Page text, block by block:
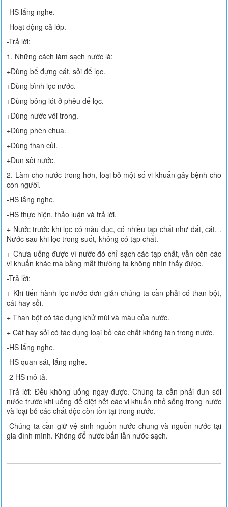
-HS lắng nghe.
-Hoạt động cả lớp.
-Trả lời:
1. Những cách làm sạch nước là:
+Dùng bể đựng cát, sỏi để lọc.
+Dùng bình lọc nước.
+Dùng bông lót ở phễu để lọc.
+Dùng nước vôi trong.
+Dùng phèn chua.
+Dùng than củi.
+Đun sôi nước.
2. Làm cho nước trong hơn, loại bỏ một số vi khuẩn gây bệnh cho
con người.
-HS lắng nghe.
-HS thực hiện, thảo luận và trả lời.
+ Nước trước khi lọc có màu đục, có nhiều tạp chất như đất, cát, .
Nước sau khi lọc trong suốt, không có tạp chất.
+ Chưa uống được vì nước đó chỉ sạch các tạp chất, vẫn còn các
vi khuẩn khác mà bằng mắt thường ta không nhìn thấy được.
-Trả lời:
+ Khi tiến hành lọc nước đơn giản chúng ta cần phải có than bột,
cát hay sỏi.
+ Than bột có tác dụng khử mùi và màu của nước.
+ Cát hay sỏi có tác dụng loại bỏ các chất không tan trong nước.
-HS lắng nghe.
-HS quan sát, lắng nghe.
-2 HS mô tả.
-Trả lời: Đều không uống ngay được. Chúng ta cần phải đun sôi
nước trước khi uống để diệt hết các vi khuẩn nhỏ sống trong nước
và loại bỏ các chất độc còn tồn tại trong nước.
-Chúng ta cần giữ vệ sinh nguồn nước chung và nguồn nước tại
gia đình mình. Không để nước bẩn lẫn nước sạch.